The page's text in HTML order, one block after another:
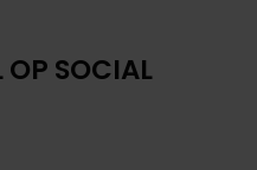
OP SOCIAL